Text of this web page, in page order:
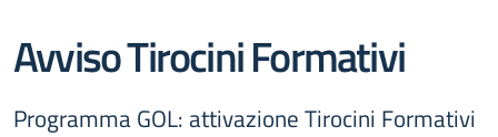
Avviso Tirocini Formativi
Programma GOL: attivazione Tirocini Formativi